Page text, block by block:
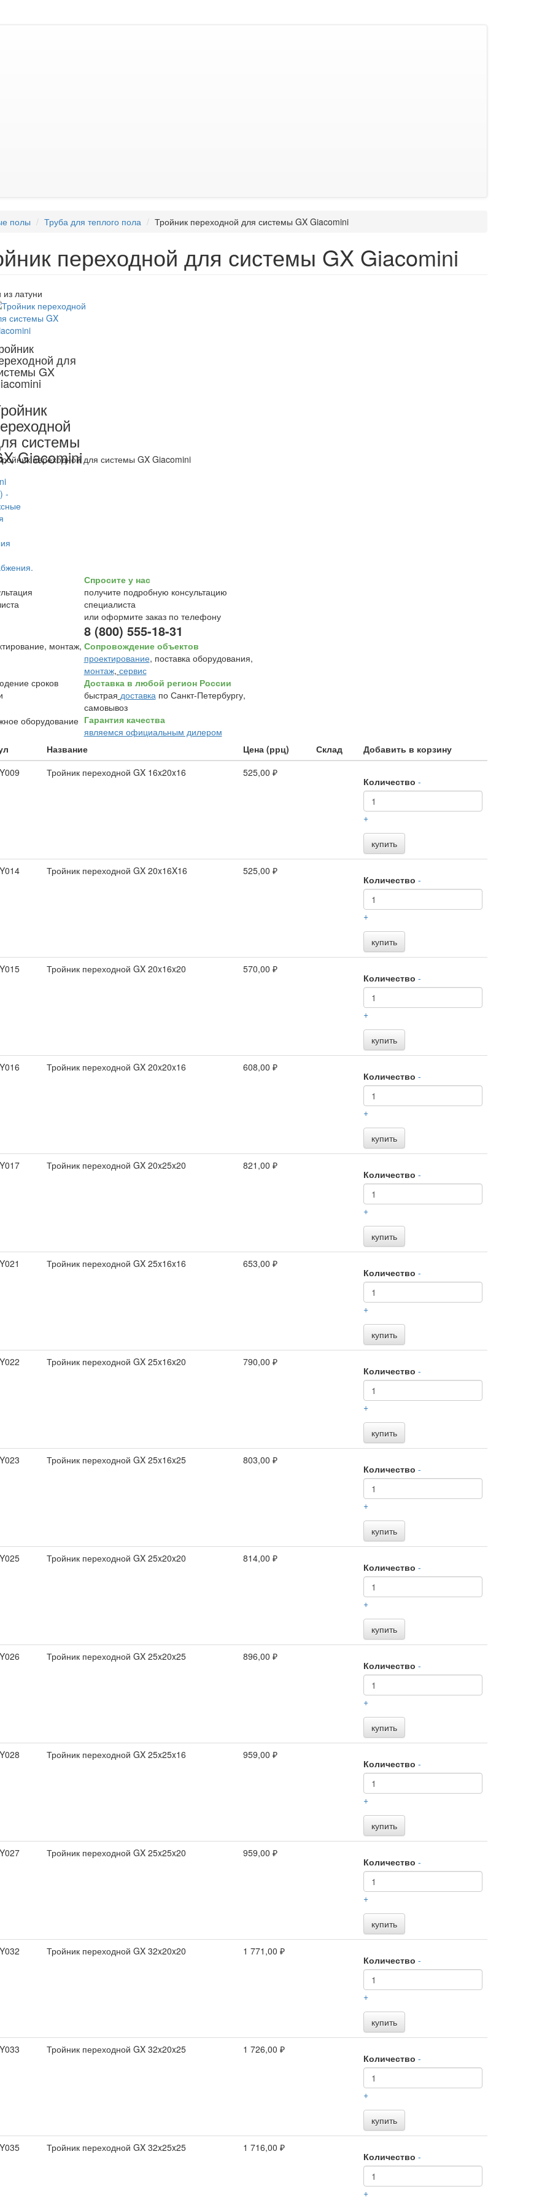
полы Труба для теплого пола Тройник переходной для системы GX Giacomini
переходной для системы GX Giacomini
латуни
для
GX
системы
Giacomini
переходной для системы GX Giacomini
Спросите у нас
получите подробную консультацию
специалиста
или оформите заказ по телефону
8 (800) 555-18-31
Сопровождение объектов
проектирование, поставка оборудования,
монтаж, сервис
Доставка в любой регион России
быстрая доставкапо Санкт-Петербургу,
самовывоз
Гарантия качества
являемся официальным дилером
Название Цена (ррц) Склад
Добавить в корзину
Тройник переходной GX 16x20x16 525,00 ₽
Количество -
+
купить
Тройник переходной GX 20x16X16 525,00 ₽
Количество -
+
купить
Тройник переходной GX 20x16x20 570,00 ₽
Количество -
+
купить
Тройник переходной GX 20x20x16 608,00 ₽
Количество -
+
купить
Тройник переходной GX 20x25x20 821,00 ₽
Количество -
+
купить
Тройник переходной GX 25x16x16 653,00 ₽
Количество -
+
купить
Тройник переходной GX 25x16x20 790,00 ₽
Количество -
+
купить
Тройник переходной GX 25x16x25 803,00 ₽
Количество -
+
купить
Тройник переходной GX 25x20x20 814,00 ₽
Количество -
+
купить
Тройник переходной GX 25x20x25 896,00 ₽
Количество -
+
купить
Тройник переходной GX 25x25x16 959,00 ₽
Количество -
+
купить
Тройник переходной GX 25x25x20 959,00 ₽
Количество -
+
купить
Тройник переходной GX 32x20x20 1 771,00 ₽
Количество -
+
купить
Тройник переходной GX 32x20x25 1 726,00 ₽
Количество -
+
купить
Тройник переходной GX 32x25x25 1 716,00 ₽
Количество -
+